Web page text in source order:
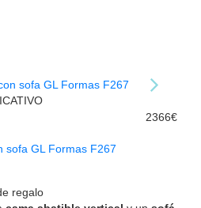
2366€
sofa GL Formas F267
regalo